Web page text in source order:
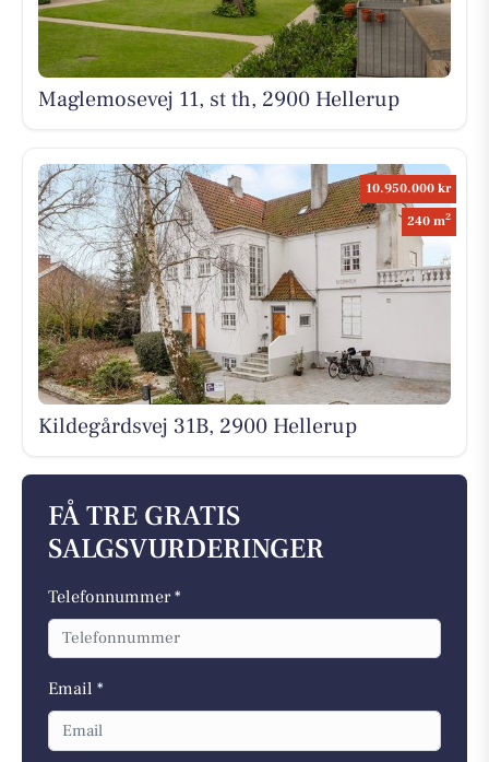
Maglemosevej 11, st th, 2900 Hellerup
10.950.000 kr
240 m2
Kildegårdsvej 31B, 2900 Hellerup
FÅ TRE GRATIS
SALGSVURDERINGER
Telefonnummer *
Email *